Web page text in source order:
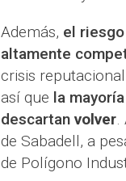
Además, el
altamente
crisis
así que la
descartanvolver.
de Sabadell, a
de Polígono